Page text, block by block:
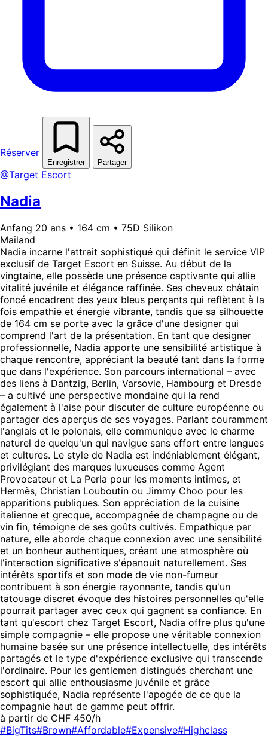
Réserver
Enregistrer Partager
@Target Escort
Nadia
Anfang 20 ans • 164 cm • 75D Silikon
Mailand
Nadia incarne l'attrait sophistiqué qui définit le service VIP
exclusif de Target Escort en Suisse. Au début de la
vingtaine, elle possède une présence captivante qui allie
vitalité juvénile et élégance raffinée. Ses cheveux châtain
foncé encadrent des yeux bleus perçants qui reflètent à la
fois empathie et énergie vibrante, tandis que sa silhouette
de 164 cm se porte avec la grâce d'une designer qui
comprend l'art de la présentation. En tant que designer
professionnelle, Nadia apporte une sensibilité artistique à
chaque rencontre, appréciant la beauté tant dans la forme
que dans l'expérience. Son parcours international – avec
des liens à Dantzig, Berlin, Varsovie, Hambourg et Dresde
– a cultivé une perspective mondaine qui la rend
également à l'aise pour discuter de culture européenne ou
partager des aperçus de ses voyages. Parlant couramment
l'anglais et le polonais, elle communique avec le charme
naturel de quelqu'un qui navigue sans effort entre langues
et cultures. Le style de Nadia est indéniablement élégant,
privilégiant des marques luxueuses comme Agent
Provocateur et La Perla pour les moments intimes, et
Hermès, Christian Louboutin ou Jimmy Choo pour les
apparitions publiques. Son appréciation de la cuisine
italienne et grecque, accompagnée de champagne ou de
vin fin, témoigne de ses goûts cultivés. Empathique par
nature, elle aborde chaque connexion avec une sensibilité
et un bonheur authentiques, créant une atmosphère où
l'interaction significative s'épanouit naturellement. Ses
intérêts sportifs et son mode de vie non-fumeur
contribuent à son énergie rayonnante, tandis qu'un
tatouage discret évoque des histoires personnelles qu'elle
pourrait partager avec ceux qui gagnent sa confiance. En
tant qu'escort chez Target Escort, Nadia offre plus qu'une
simple compagnie – elle propose une véritable connexion
humaine basée sur une présence intellectuelle, des intérêts
partagés et le type d'expérience exclusive qui transcende
l'ordinaire. Pour les gentlemen distingués cherchant une
escort qui allie enthousiasme juvénile et grâce
sophistiquée, Nadia représente l'apogée de ce que la
compagnie haut de gamme peut offrir.
à partir de CHF 450/h
#BigTits#Brown#Affordable#Expensive#Highclass